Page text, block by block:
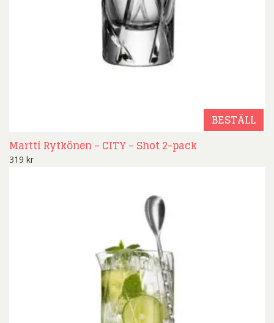
BESTÄLL
Martti Rytkönen – CITY – Shot 2-pack
319 kr